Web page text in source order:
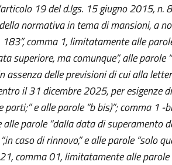
19 del d.lgs. 15 giugno 2015, n.
normativa in tema di mansioni, a
comma 1, limitatamente alle
superiore, ma comunque”, alle parole
assenza delle previsioni di cui alla
il 31 dicembre 2025, per esigenze
e alle parole “b bis)”; comma 1 -
parole “dalla data di superamento
caso di rinnovo,” e alle parole “solo
comma 01, limitatamente alle